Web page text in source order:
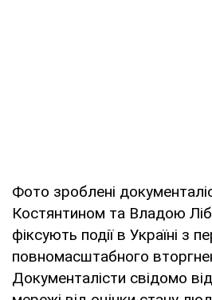
Фото зроблені
Костянтином та Владою
фіксують події в Україні з
повномасштабного
Документалісти свідомо